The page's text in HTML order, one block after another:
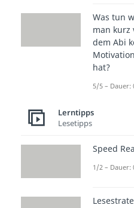
viel
Was tun
man kurz
dem Abi
hat?
5/5 – Dauer:
Lerntipps
Lesetipps
Speed
1/2 – Dauer: